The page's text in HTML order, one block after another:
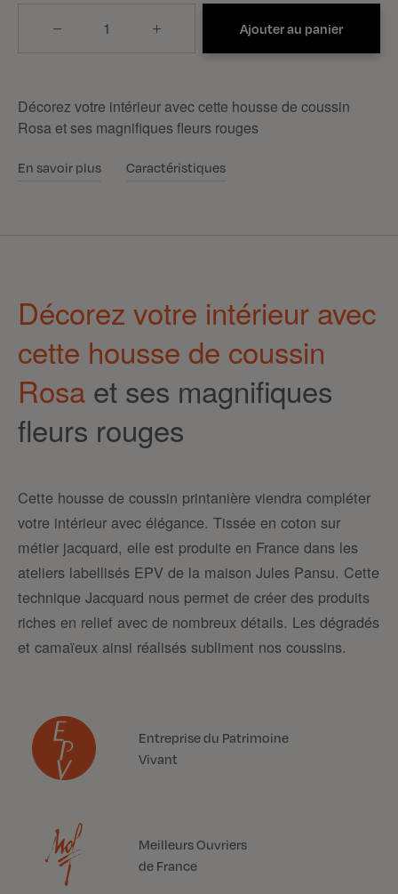
Ajouter au panier
Décorez votre intérieur avec cette housse de coussin
Rosa et ses magnifiques fleurs rouges
En savoir plus Caractéristiques
Décorez votre intérieur avec
cette housse de coussin
Rosa et ses magnifiques
fleurs rouges
Cette housse de coussin printanière viendra compléter
votre intérieur avec élégance. Tissée en coton sur
métier jacquard, elle est produite en France dans les
ateliers labellisés EPV de la maison Jules Pansu. Cette
technique Jacquard nous permet de créer des produits
riches en relief avec de nombreux détails. Les dégradés
et camaïeux ainsi réalisés subliment nos coussins.
Entreprise du Patrimoine
Vivant
Meilleurs Ouvriers
de France